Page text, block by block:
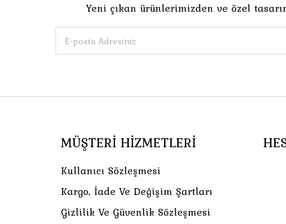
Yeni çıkan ürünlerimizden ve özel
MÜŞTERI HIZMETLERI
Kullanıcı Sözleşmesi
Kargo, İade Ve Değişim Şartları
Gizlilik Ve Güvenlik Sözleşmesi